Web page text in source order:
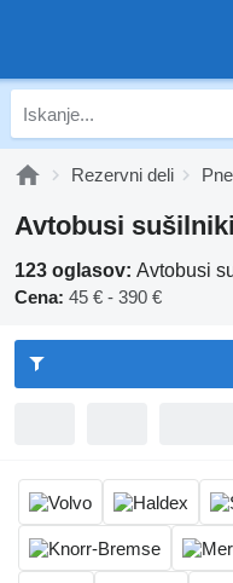
Rezervni deli
Avtobusi
123 oglasov: Avtobusi
Cena: 45 € - 390 €